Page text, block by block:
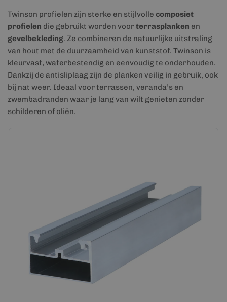
Twinson profielen zijn sterke en stijlvolle composiet
profielen die gebruikt worden voorterrasplanken en
gevelbekleding. Ze combineren de natuurlijke uitstraling
van hout met de duurzaamheid van kunststof. Twinson is
kleurvast, waterbestendig en eenvoudig te onderhouden.
Dankzij de antisliplaag zijn de planken veilig in gebruik, ook
bij nat weer. Ideaal voor terrassen, veranda’s en
zwembadranden waar je lang van wilt genieten zonder
schilderen of oliën.